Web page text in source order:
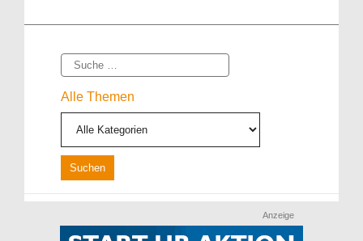
Suche
Alle Themen
Anzeige